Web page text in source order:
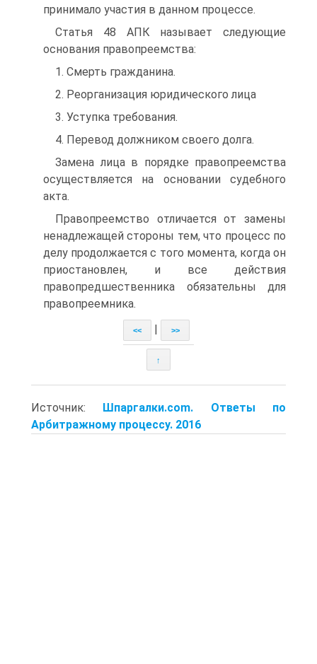
принимало участия в данном процессе.
Статья 48 АПК называет следующие
основания правопреемства:
1. Смерть гражданина.
2. Реорганизация юридического лица
3. Уступка требования.
4. Перевод должником своего долга.
Замена лица в порядке правопреемства
осуществляется на основании судебного
акта.
Правопреемство отличается от замены
ненадлежащей стороны тем, что процесс по
делу продолжается с того момента, когда он
приостановлен, и все действия
правопредшественника обязательны для
правопреемника.
<< >>
↑
Источник: Шпаргалки.com. Ответы по
Арбитражному процессу. 2016